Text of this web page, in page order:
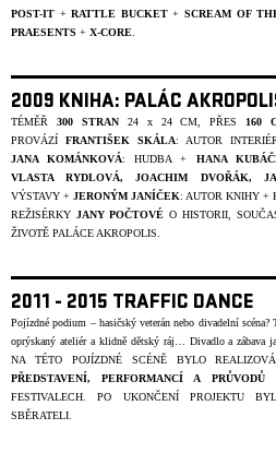
POST-IT +RATTLE BUCKET+SCREAM OF
PRAESENTS + X-CORE
2009 KNIHA: PALÁC
TÉMĚŘ 300 STRAN24 x 24 CM, PŘES 160
PROVÁZÍ FRANTIŠEK SKÁLA: AUTOR
JANA KOMÁNKOVÁ: HUDBA + HANA
VLASTA RYDLOVÁ, JOACHIM DVOŘÁK,
VÝSTAVY + JERONÝM JANÍČEK: AUTOR KNIHY +
REŽISÉRKY JANY POČTOVÉ O HISTORII,
ŽIVOTĚ PALÁCE AKROPOLIS.
2011 - 2015 TRAFFIC DANCE
Pojízdné podium – hasičský veterán nebo divadelní scéna?
oprýskaný ateliér a klidně dětský ráj… Divadlo a zábava
NA TÉTO POJÍZDNÉ SCÉNĚ BYLO
PŘEDSTAVENÍ, PERFORMANCÍ A PRŮVODŮ
FESTIVALECH. PO UKONČENÍ PROJEKTU
SBĚRATELI.